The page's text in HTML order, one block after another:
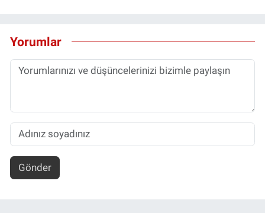
Yorumlar
Gönder